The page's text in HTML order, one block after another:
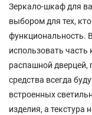
Зеркало-шкаф для
выбором для тех,
функциональность.
использовать
распашной дверцей,
средства всегда
встроенных
изделия, а текстура